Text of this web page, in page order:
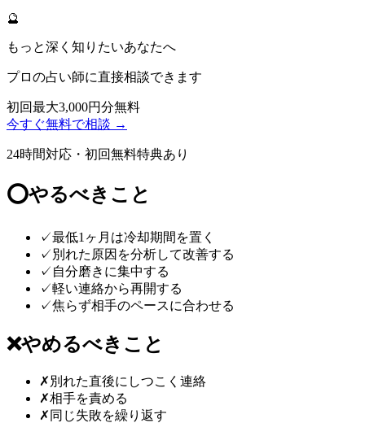
🔮
もっと深く知りたいあなたへ
プロの占い師に直接相談できます
初回最大3,000円分無料
今すぐ無料で相談 →
24時間対応・初回無料特典あり
⭕やるべきこと
✓最低1ヶ月は冷却期間を置く
✓ 別れた原因を分析して改善する
✓ 自分磨きに集中する
✓軽い連絡から再開する
✓焦らず相手のペースに合わせる
❌やめるべきこと
✗ 別れた直後にしつこく連絡
✗相手を責める
✗ 同じ失敗を繰り返す